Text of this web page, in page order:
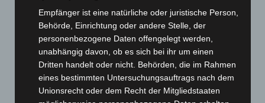
November 2024(94)
Oktober 2024(93)
September 2024 (112)
August 2024(107)
Juli 2024(89)
Empfänger ist eine natürliche oder juristische Person,
Behörde, Einrichtung oder andere Stelle, der
personenbezogene Daten offengelegt werden,
unabhängig davon, ob es sich bei ihr um einen
Dritten handelt oder nicht. Behörden, die im Rahmen
eines bestimmten Untersuchungsauftrags nach dem
Unionsrecht oder dem Recht der Mitgliedstaaten